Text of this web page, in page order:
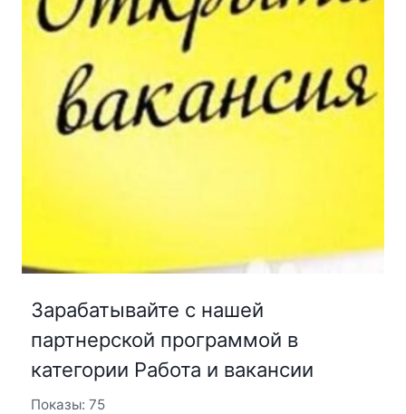
Зарабатывайте с нашей
партнерской программой в
категории Работа и вакансии
Показы: 75